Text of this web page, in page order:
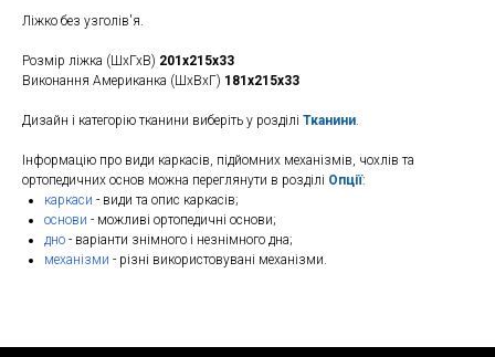
Ліжко без узголів'я.
Розмір ліжка (ШхГхВ) 201х215х33
Виконання Американка (ШхВхГ) 181х215х33
Дизайн і категорію тканини виберіть у розділі Тканини.
Інформацію про види каркасів, підйомних механізмів, чохлів та
ортопедичних основ можна переглянути в розділі Опції:
каркаси - види та опис каркасів;
основи - можливі ортопедичні основи;
дно - варіанти знімного і незнімного дна;
механізми - різні використовувані механізми.